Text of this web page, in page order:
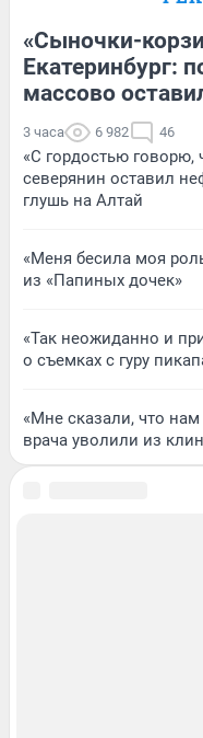
«Сыночки-
Екатеринбург:
массово
3 часа 6 982 46
«С гордостью говорю,
северянин оставил
глушь на Алтай
«Меня бесила моя
из «Папиных дочек»
«Так неожиданно и
о съемках с гуру
«Мне сказали, что
врача уволили из